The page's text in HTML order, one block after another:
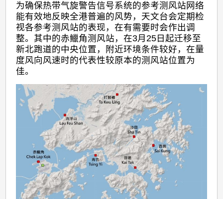
为确保热带气旋警告信号系统的参考测风站网络
能有效地反映全港普遍的风势，天文台会定期检
视各参考测风站的表现，在有需要时会作出调
整。其中的赤鱲角测风站，在3月25日起迁移至
新北跑道的中央位置，附近环境条件较好，在量
度风向风速时的代表性较原本的测风站位置为
佳。